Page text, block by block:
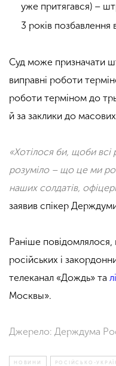
уже притягався) –
3 років позбавлення
Суд може призначати
виправні роботи
роботи терміном до
й за заклики до
«Хотілося би, щоби всі
розуміло – що це ми
наших солдатів,
заявив спікер
Раніше
російських і
телеканал «Дождь» та
Москвы».
Джерело: Держдума
НОВИНИ РОСІЙСЬКО-